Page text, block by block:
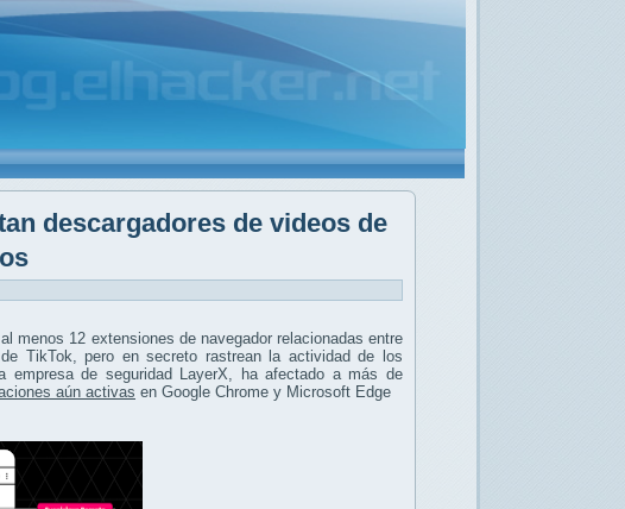
descargadores de videos de
menos 12 extensiones de navegador relacionadas entre
TikTok, pero en secreto rastrean la actividad de los
empresa de seguridad LayerX, ha afectado a más de
aún activas en Google Chrome y Microsoft Edge